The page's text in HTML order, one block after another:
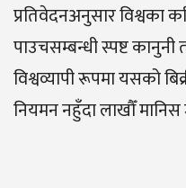
प्रतिवेदनअनुसार विश्वका
पाउचसम्बन्धी स्पष्ट
विश्वव्यापी रूपमा यसको
नियमन नहुँदा लाखौँ